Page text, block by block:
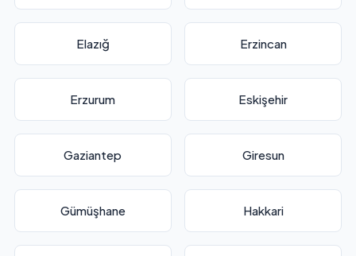
Elazığ Erzincan
Erzurum Eskişehir
Gaziantep Giresun
Gümüşhane Hakkari